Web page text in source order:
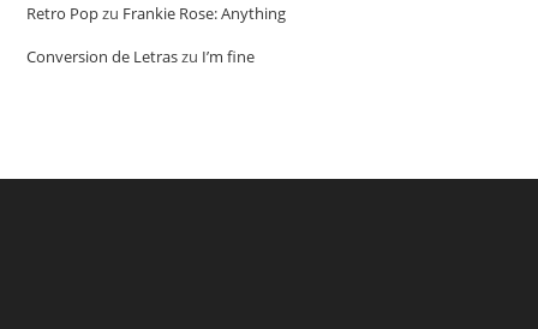
Retro Popzu Frankie Rose: Anything
Conversion de Letraszu I’m fine